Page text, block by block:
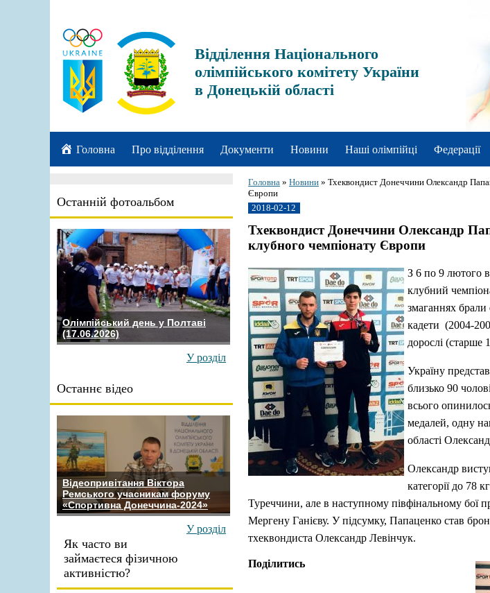
Відділення Національного
олімпійського комітету України
в Донецькій області
Головна Про відділення Документи Новини Наші олімпійці Федерації
Останній фотоальбом
Олімпійський день у Полтаві
(17.06.2026)
У розділ
Останнє відео
Відеопривітання Віктора
Ремського учасникам форуму
«Спортивна Донеччина-2024»
У розділ
Як часто ви
займаєтеся фізичною
активністю?
Головна » Новини » Тхеквондист Донеччини Олександр
Європи
2018-02-12
Тхеквондист Донеччини Олександр
клубного чемпіонату Європи
З 6 по 9 лютого
клубний
змаганнях брали
кадети (2004-
дорослі (старше
Україну
близько 90
всього
медалей, одну
області
Олександр
категорії до 78
Туреччини, але в наступному півфінальному бої
Мергену Ганієву. У підсумку, Папаценко став
тхеквондиста Олександр Левінчук.
Поділитись